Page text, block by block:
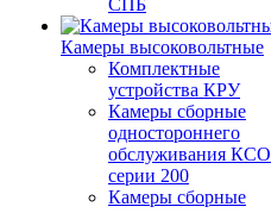
СПБ
Камеры высоковольтные
Комплектные
устройства КРУ
Камеры сборные
одностороннего
обслуживания КСО
серии 200
Камеры сборные